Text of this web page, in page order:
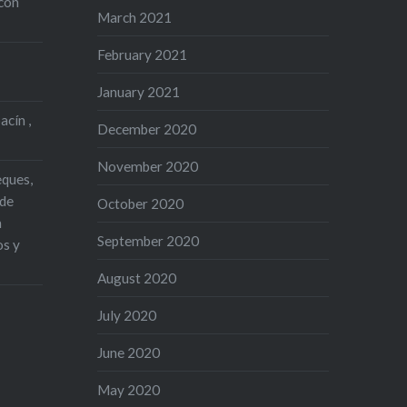
,
y
March 2021
February 2021
January 2021
December 2020
November 2020
October 2020
September 2020
August 2020
July 2020
June 2020
May 2020